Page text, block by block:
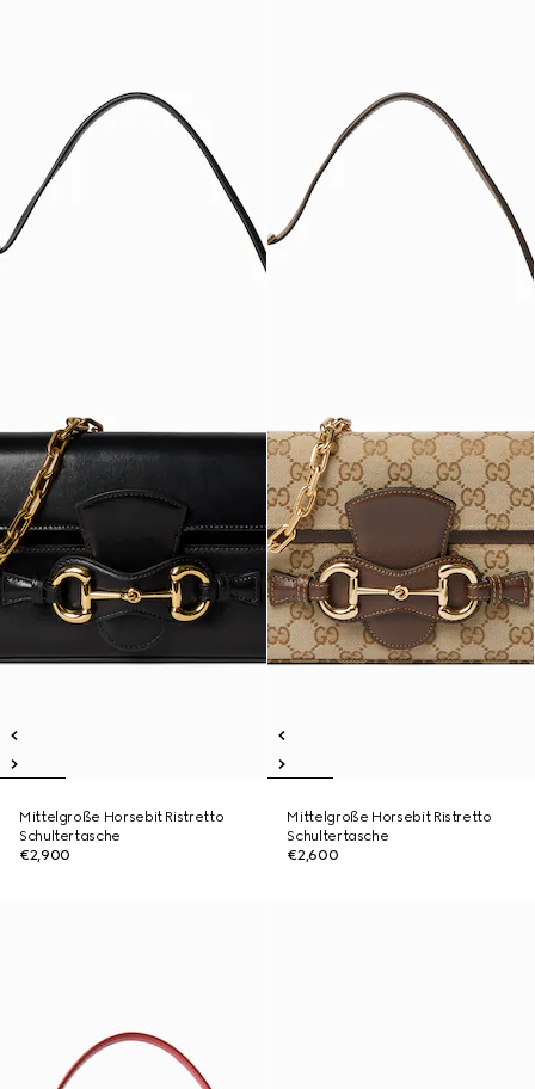
Mittelgroße Horsebit Ristretto
Schultertasche
€2,900
Mittelgroße Horsebit Ristretto
Schultertasche
€2,600